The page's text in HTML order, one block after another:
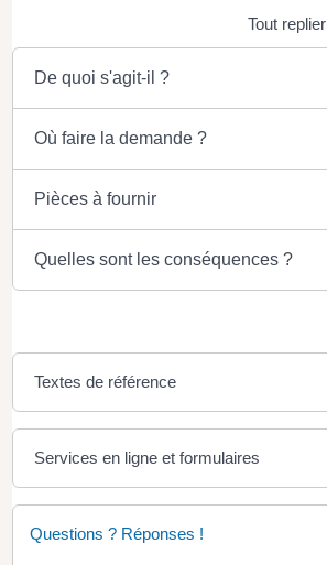
Tout replier
De quoi s'agit-il ?
Où faire la demande ?
Pièces à fournir
Quelles sont les conséquences ?
Textes de référence
Services en ligne et formulaires
Questions ? Réponses !